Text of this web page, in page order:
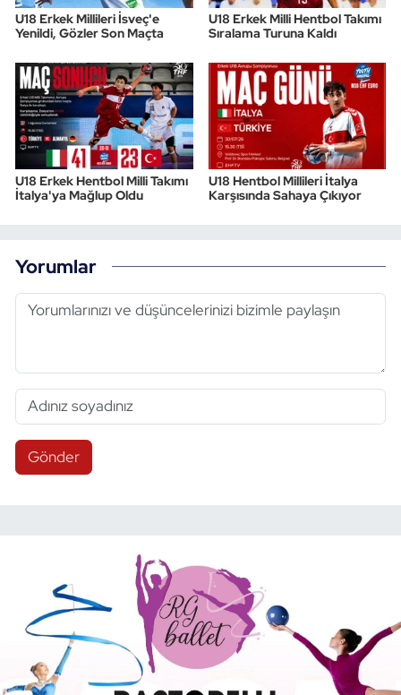
U18 Erkek Millileri İsveç'e
Yenildi, Gözler Son Maçta
U18 Erkek Milli Hentbol Takımı
Sıralama Turuna Kaldı
U18 Erkek Hentbol Milli Takımı
İtalya'ya Mağlup Oldu
U18 Hentbol Millileri İtalya
Karşısında Sahaya Çıkıyor
Yorumlar
Gönder
Wushu Kungfu
Yelken
Yüzme